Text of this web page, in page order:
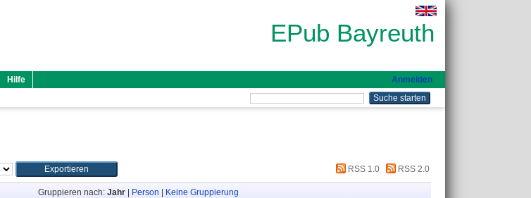
EPub Bayreuth
Hilfe Anmelden
RSS 1.0 RSS 2.0
Gruppieren nach: Jahr| Person Keine Gruppierung